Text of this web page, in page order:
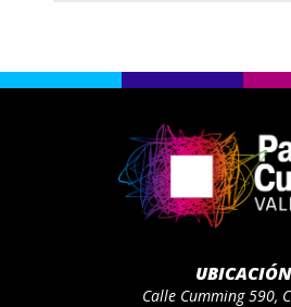
UBICACIÓN
Calle Cumming 590,